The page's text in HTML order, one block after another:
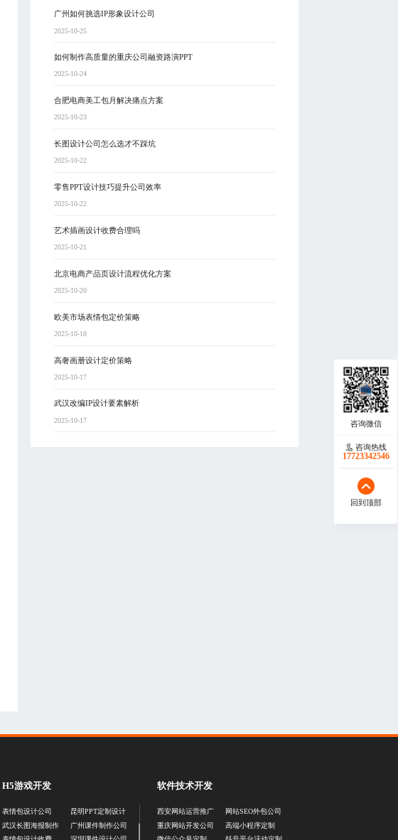
广州如何挑选IP形象设计公司
2025-10-25
如何制作高质量的重庆公司融资路演PPT
2025-10-24
合肥电商美工包月解决痛点方案
2025-10-23
长图设计公司怎么选才不踩坑
2025-10-22
零售PPT设计技巧提升公司效率
2025-10-22
艺术插画设计收费合理吗
2025-10-21
北京电商产品页设计流程优化方案
2025-10-20
欧美市场表情包定价策略
2025-10-18
高奢画册设计定价策略
2025-10-17
武汉改编IP设计要素解析
2025-10-17
咨询热线
17723342546
回到顶部
H5游戏开发
表情包设计公司
武汉长图海报制作
昆明PPT定制设计
广州课件制作公司
软件技术开发
西安网站运营推广
重庆网站开发公司
网站SEO外包公司
高端小程序定制